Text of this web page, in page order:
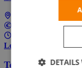
In overeenstemming
Lees meer
TeamcoachDETAILS